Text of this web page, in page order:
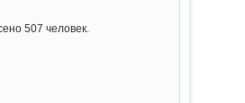
507 человек.